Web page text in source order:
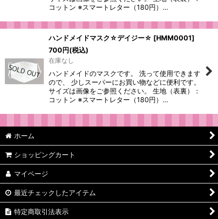
コットン ※スマートレター（180円）…
ハンドメイドマスク☆デイジー☆ [HMM0001]
700円(税込)
在庫なし
ハンドメイドのマスクです。 洗って使用できます
ので、 少しスーパーにお買い物などに便利です。
サイズは画像をご参照ください。 生地（表裏）：
コットン ※スマートレター（180円）…
ホーム
ショッピングカート
マイページ
最近チェックしたアイテム
特定商取引法表示